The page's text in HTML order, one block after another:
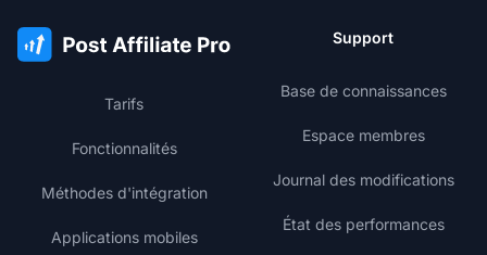
Tarifs
Fonctionnalités
Méthodes d'intégration
Applications mobiles
Support
Base de connaissances
Espace membres
Journal des modifications
État des performances